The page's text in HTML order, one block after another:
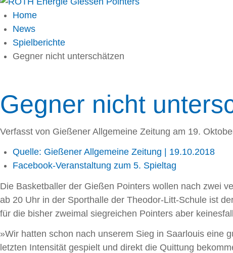
Home
News
Spielberichte
Gegner nicht unterschätzen
Gegner nicht
Verfasst von Gießener Allgemeine Zeitung am 19.
Quelle: Gießener Allgemeine Zeitung | 19.10.2018
Facebook-Veranstaltung zum 5. Spieltag
Die Basketballer der Gießen Pointers wollen nach zwei
ab 20 Uhr in der Sporthalle der Theodor-Litt-Schule ist
für die bisher zweimal siegreichen Pointers aber
»Wir hatten schon nach unserem Sieg in Saarlouis eine
letzten Intensität gespielt und direkt die Quittung